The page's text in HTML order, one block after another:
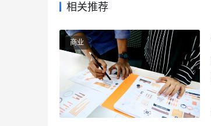
相关推荐
商业